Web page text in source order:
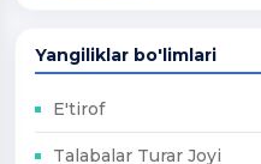
Yangiliklar bo'limlari
E'tirof
Talabalar Turar Joyi